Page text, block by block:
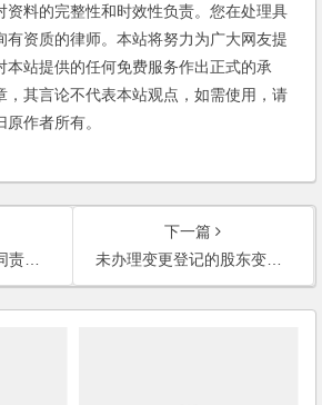
资料的完整性和时效性负责。您在处理具
有资质的律师。本站将努力为广大网友提
本站提供的任何免费服务作出正式的承
，其言论不代表本站观点，如需使用，请
作者所有。
下一篇
未办理变更登记的股东变更协议是否影响股东身份(2007)